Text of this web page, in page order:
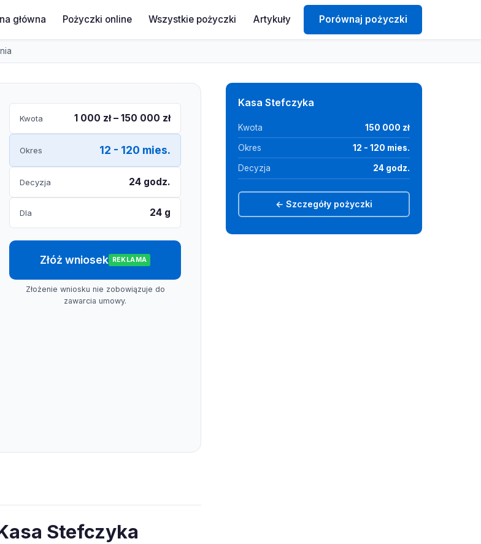
główna Pożyczki online Wszystkie pożyczki Artykuły Porównaj pożyczki
Kwota 1 000 zł – 150 000 zł
Okres 12 - 120 mies.
Decyzja 24 godz.
Dla 24 g
Złóż wniosek REKLAMA
Złożenie wniosku nie zobowiązuje do
zawarcia umowy.
Stefczyka
Kasa Stefczyka
Kwota 150 000 zł
Okres 12 - 120 mies.
Decyzja 24 godz.
← Szczegóły pożyczki